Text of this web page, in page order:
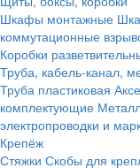
Шкафы монтажные
коммутационные
Коробки
Труба, кабель-канал,
Труба пластиковая
комплектующие
электропроводки и
Крепёж
Стяжки Скобы для